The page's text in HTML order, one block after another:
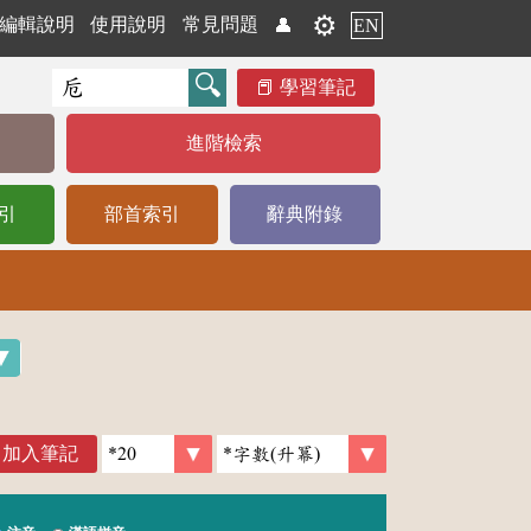
編輯說明 使用說明 常見問題 👤 ⚙️ EN
學習筆記
進階檢索
部首索引 辭典附錄
加入筆記